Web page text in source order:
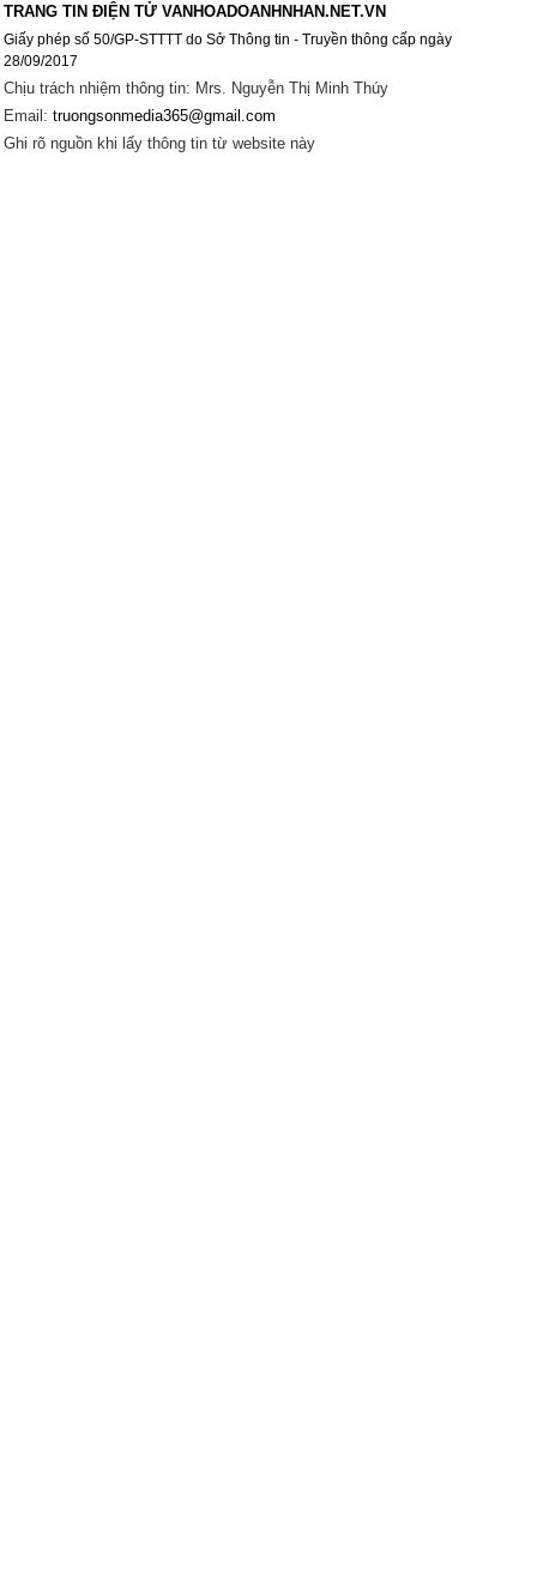
TRANG TIN ĐIỆN TỬ VANHOADOANHNHAN.NET.VN
Giấy phép số 50/GP-STTTT do Sở Thông tin - Truyền thông cấp ngày
28/09/2017
Chịu trách nhiệm thông tin: Mrs. Nguyễn Thị Minh Thúy
Email: truongsonmedia365@gmail.com
Ghi rõ nguồn khi lấy thông tin từ website này